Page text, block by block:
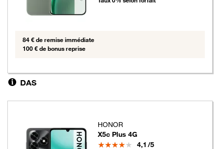
84 € de remise immédiate
100 € de bonus reprise
DAS
HONOR
X5c Plus 4G
Note
4,1 /5